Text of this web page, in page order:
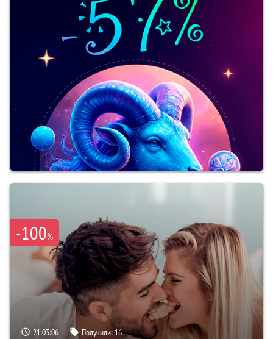
-100%
21:03:05 Получили:16